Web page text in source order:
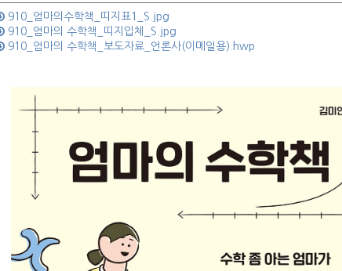
910_엄마의수학책_띠지표1_S.jpg
910_엄마의 수학책_띠지입체_S.jpg
910_엄마의 수학책_보도자료_언론사(이메일용).hwp